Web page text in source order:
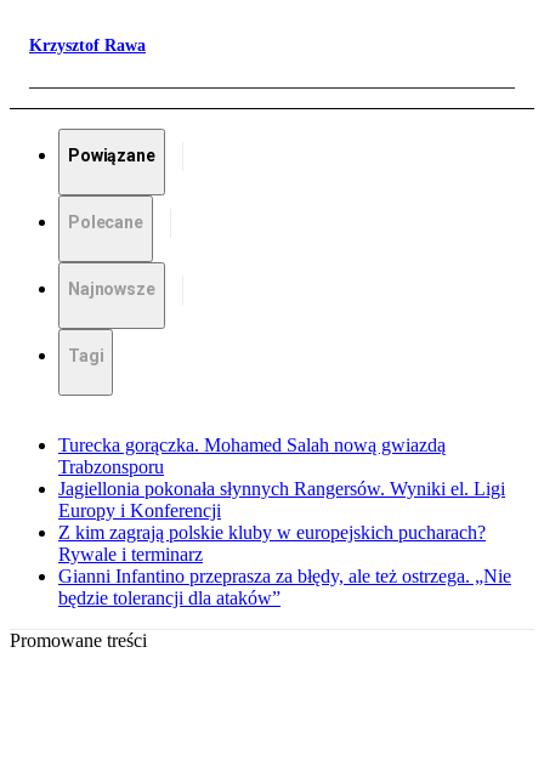
Krzysztof Rawa
Powiązane
Polecane
Najnowsze
Tagi
Turecka gorączka. Mohamed Salah nową gwiazdą
Trabzonsporu
Jagiellonia pokonała słynnych Rangersów. Wyniki el. Ligi
Europy i Konferencji
Z kim zagrają polskie kluby w europejskich pucharach?
Rywale i terminarz
Gianni Infantino przeprasza za błędy, ale też ostrzega. „Nie
będzie tolerancji dla ataków”
Promowane treści